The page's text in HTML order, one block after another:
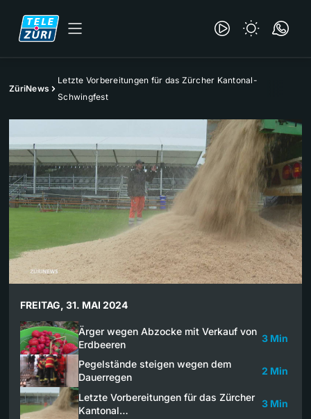
ZüriNews
Letzte Vorbereitungen für das Zürcher Kantonal-
Schwingfest
FREITAG, 31. MAI 2024
Ärger wegen Abzocke mit Verkauf von
Erdbeeren
3 Min
Pegelstände steigen wegen dem
Dauerregen
2 Min
Letzte Vorbereitungen für das Zürcher
Kantonal…
3 Min